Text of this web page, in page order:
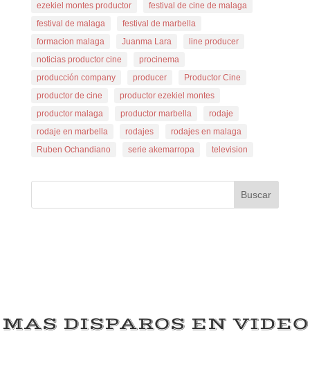
ezekiel montes productor
festival de cine de malaga
festival de malaga
festival de marbella
formacion malaga
Juanma Lara
line producer
noticias productor cine
procinema
producción company
producer
Productor Cine
productor de cine
productor ezekiel montes
productor malaga
productor marbella
rodaje
rodaje en marbella
rodajes
rodajes en malaga
Ruben Ochandiano
serie akemarropa television
Buscar
MAS DISPAROS EN VIDEO